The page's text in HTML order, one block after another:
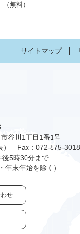
（無料）
サイトマップ
谷川1丁目1番1号
Fax：072-875-3018
後5時30分まで
年末年始を除く）
せ